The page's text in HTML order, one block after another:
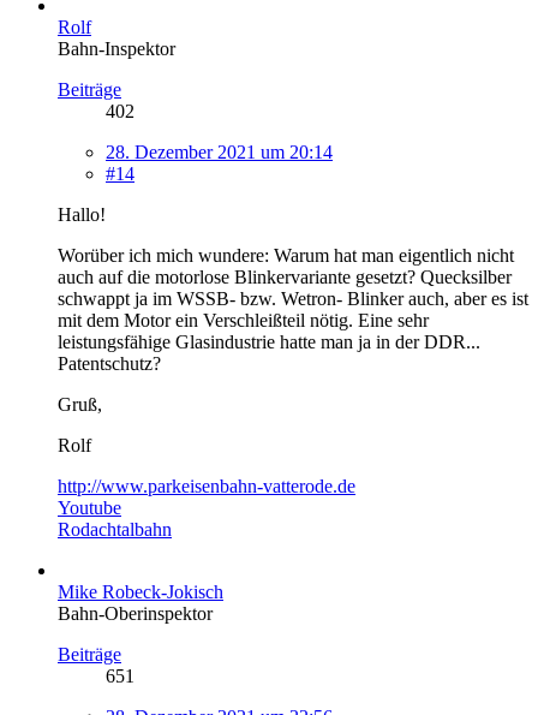
Rolf
Bahn-Inspektor
Beiträge
402
28. Dezember 2021 um 20:14
#14
Hallo!
Worüber ich mich wundere: Warum hat man eigentlich nicht
auch auf die motorlose Blinkervariante gesetzt? Quecksilber
schwappt ja im WSSB- bzw. Wetron- Blinker auch, aber es ist
mit dem Motor ein Verschleißteil nötig. Eine sehr
leistungsfähige Glasindustrie hatte man ja in der DDR...
Patentschutz?
Gruß,
Rolf
http://www.parkeisenbahn-vatterode.de
Youtube
Rodachtalbahn
Mike Robeck-Jokisch
Bahn-Oberinspektor
Beiträge
651